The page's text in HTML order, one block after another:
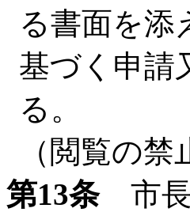
る書面を添
基づく申請
る。
（閲覧の禁
第13条市長